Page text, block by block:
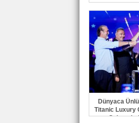
Dünyaca
Titanic Luxury